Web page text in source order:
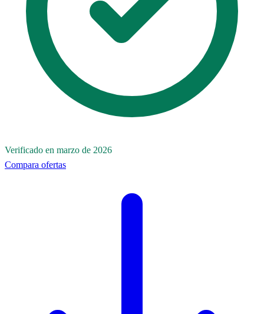
Verificado en marzo de 2026
Compara ofertas